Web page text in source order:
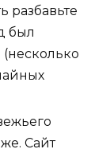
разбавьте
был
Сайт